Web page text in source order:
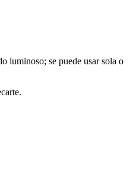
luminoso; se puede usar sola o